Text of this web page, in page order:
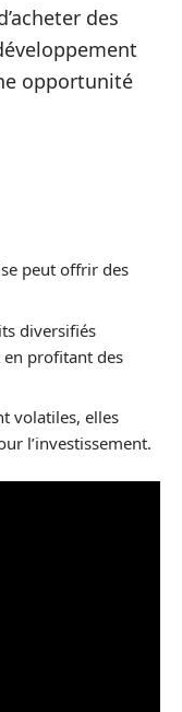
des
opportunité
peut offrir des
diversifiés
profitant des
volatiles, elles
l’investissement.